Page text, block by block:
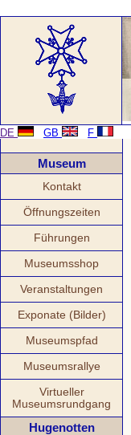
DE GB F
Museum
Kontakt
Öffnungszeiten
Führungen
Museumsshop
Veranstaltungen
Exponate (Bilder)
Museumspfad
Museumsrallye
Virtueller
Museumsrundgang
Hugenotten